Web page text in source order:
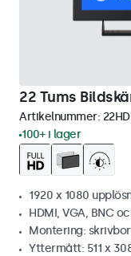
22 Tums
Artikelnummer:
100+ i lager
1920 x 1080
HDMI, VGA, BNC
Montering:
Yttermått: 511 x